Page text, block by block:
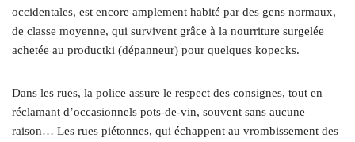
occidentales, est encore amplement habité par des gens normaux,
de classe moyenne, qui survivent grâce à la nourriture surgelée
achetée au productki (dépanneur) pour quelques kopecks.
Dans les rues, la police assure le respect des consignes, tout en
réclamant d’occasionnels pots-de-vin, souvent sans aucune
raison… Les rues piétonnes, qui échappent au vrombissement des